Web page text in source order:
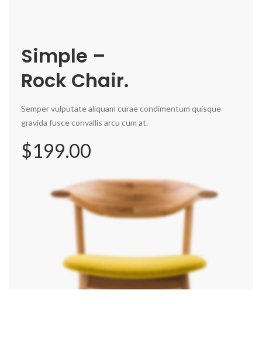
Simple –
Rock Chair.
Semper vulputate aliquam curae condimentum quisque
gravida fusce convallis arcu cum at.
$199.00